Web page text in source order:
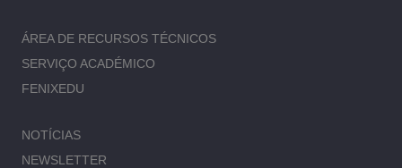
ÁREA DE RECURSOS TÉCNICOS
SERVIÇO ACADÉMICO
FENIXEDU
NOTÍCIAS
NEWSLETTER